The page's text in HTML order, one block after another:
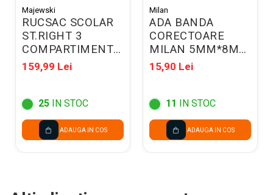
Majewski
RUCSAC SCOLAR
ST.RIGHT 3
COMPARTIMENTE
BP-26 PURRFECT
LOVE 697104
159,99 Lei
25 IN STOC
ADAUGA IN COS
Milan
ADA BANDA
CORECTOARE
MILAN 5MM*8M
80185
15,90 Lei
11 IN STOC
ADAUGA IN COS